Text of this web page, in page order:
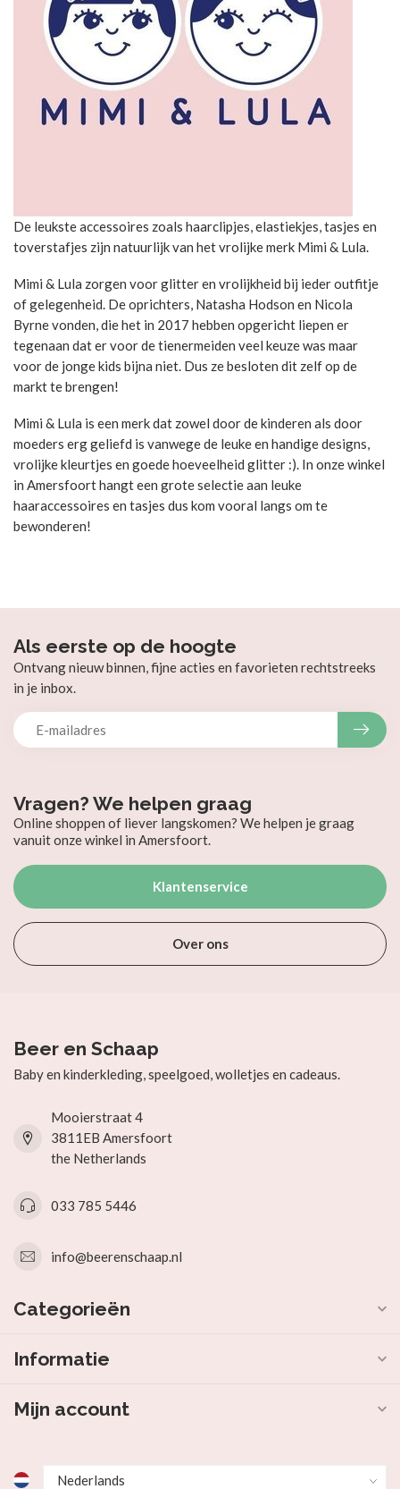
De leukste accessoires zoals haarclipjes, elastiekjes, tasjes en
toverstafjes zijn natuurlijk van het vrolijke merk Mimi & Lula.
Mimi & Lula zorgen voor glitter en vrolijkheid bij ieder outfitje
of gelegenheid. De oprichters, Natasha Hodson en Nicola
Byrne vonden, die het in 2017 hebben opgericht liepen er
tegenaan dat er voor de tienermeiden veel keuze was maar
voor de jonge kids bijna niet. Dus ze besloten dit zelf op de
markt te brengen!
Mimi & Lula is een merk dat zowel door de kinderen als door
moeders erg geliefd is vanwege de leuke en handige designs,
vrolijke kleurtjes en goede hoeveelheid glitter :). In onze winkel
in Amersfoort hangt een grote selectie aan leuke
haaraccessoires en tasjes dus kom vooral langs om te
bewonderen!
Vragen? We helpen graag
Online shoppen of liever langskomen? We helpen je graag
vanuit onze winkel in Amersfoort.
Klantenservice
Over ons
Als eerste op de hoogte
Ontvang nieuw binnen, fijne acties en favorieten rechtstreeks
in je inbox.
Beer en Schaap
Baby en kinderkleding, speelgoed, wolletjes en cadeaus.
Mooierstraat 4
3811EB Amersfoort
the Netherlands
033 785 5446
info@beerenschaap.nl
Categorieën
Informatie
Mijn account